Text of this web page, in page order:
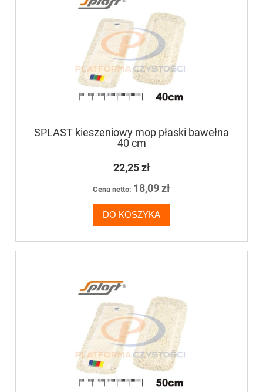
SPLAST kieszeniowy mop płaski bawełna
40 cm
22,25 zł
Cena netto: 18,09 zł
DO KOSZYKA